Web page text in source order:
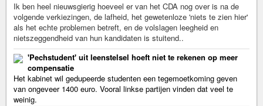
Ik ben heel nieuwsgierig hoeveel er van het CDA nog over is na de
volgende verkiezingen, de lafheid, het gewetenloze 'niets te zien hier'
als het echte problemen betreft, en de volslagen leegheid en
nietszeggendheid van hun kandidaten is stuitend..
'Pechstudent' uit leenstelsel hoeft niet te rekenen op meer
compensatie
Het kabinet wil gedupeerde studenten een tegemoetkoming geven
van ongeveer 1400 euro. Vooral linkse partijen vinden dat veel te
weinig.